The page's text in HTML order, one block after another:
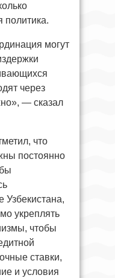
политика.
могут
через
— сказал
что
постоянно
укреплять
чтобы
ставки,
и условия